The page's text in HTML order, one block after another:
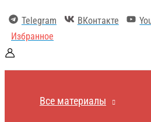
содержимому
Telegram ВКонтакте
Избранное
Все материалы